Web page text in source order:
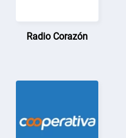
Radio Corazón